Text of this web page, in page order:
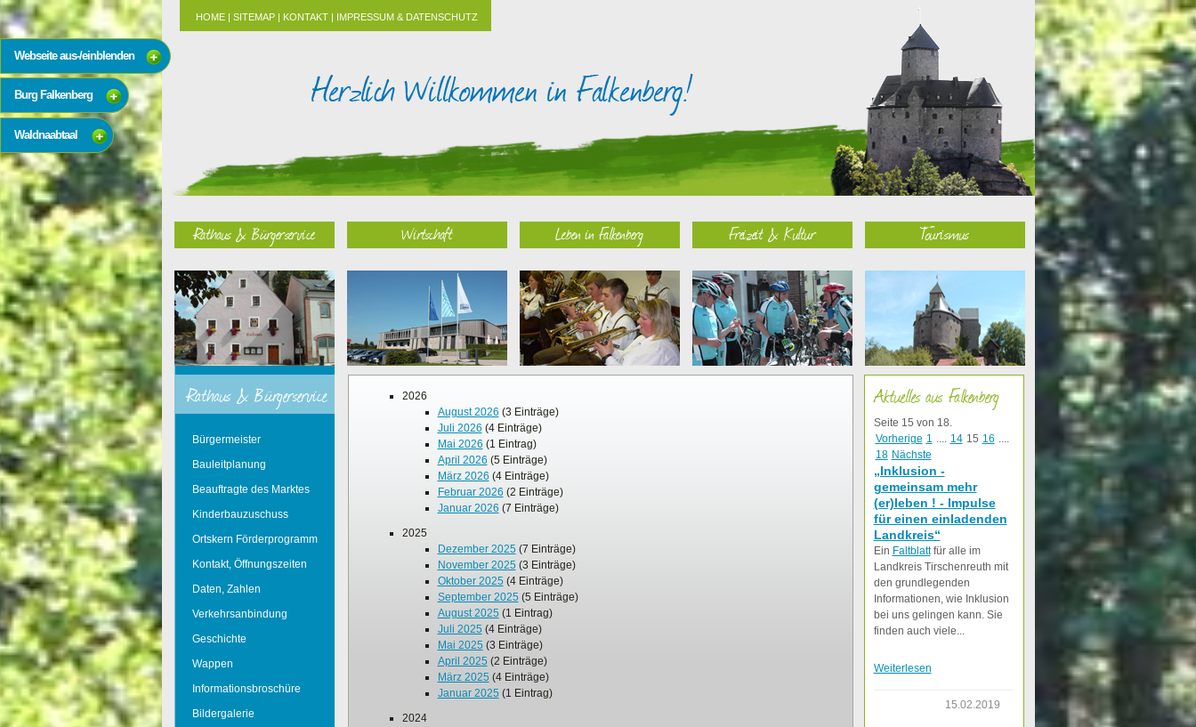
HOME| SITEMAP| KONTAKT| IMPRESSUM & DATENSCHUTZ
Rathaus & Bürgerservice Wirtschaft Leben in Falkenberg Freizeit & Kultur Tourismus
Rathaus & Bürgerservice
Bürgermeister
Bauleitplanung
Beauftragte des Marktes
Kinderbauzuschuss
Ortskern Förderprogramm
Kontakt, Öffnungszeiten
Daten, Zahlen
Verkehrsanbindung
Geschichte
Wappen
Informationsbroschüre
Bildergalerie
2026
August 2026 (3 Einträge)
Juli 2026 (4 Einträge)
Mai 2026 (1 Eintrag)
April 2026 (5 Einträge)
März 2026 (4 Einträge)
Februar 2026 (2 Einträge)
Januar 2026 (7 Einträge)
2025
Dezember 2025(7 Einträge)
November 2025(3 Einträge)
Oktober 2025(4 Einträge)
September 2025(5 Einträge)
August 2025(1 Eintrag)
Juli 2025 (4 Einträge)
Mai 2025 (3 Einträge)
April 2025 (2 Einträge)
März 2025 (4 Einträge)
Januar 2025 (1 Eintrag)
2024
Aktuelles aus Falkenberg
Seite 15 von 18.
Vorherige 1 .... 14 15 16 ....
18 Nächste
„Inklusion -
gemeinsam mehr
(er)leben ! - Impulse
für einen einladenden
Landkreis“
Ein Faltblattfür alle im
Landkreis Tirschenreuth mit
den grundlegenden
Informationen, wie Inklusion
bei uns gelingen kann. Sie
finden auch viele...
Weiterlesen
15.02.2019
Webseite aus-/einblenden
Burg Falkenberg
Waldnaabtaal